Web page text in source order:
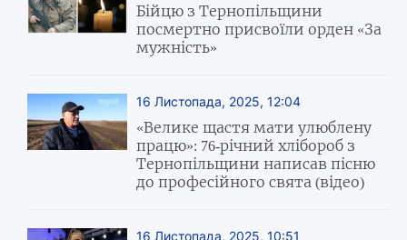
Бійцю з Тернопільщини
посмертно присвоїли орден «За
мужність»
16 Листопада, 2025, 12:04
«Велике щастя мати улюблену
працю»: 76-річний хлібороб з
Тернопільщини написав пісню
до професійного свята (відео)
16 Листопада, 2025, 10:51